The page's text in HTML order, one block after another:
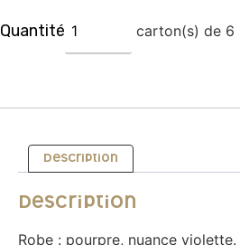
carton(s) de 6
Alternative:
Description
Description
Robe : pourpre, nuance